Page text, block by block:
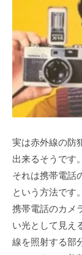
実は赤外線の防
出来るそうです。
それは携帯電話
という方法です。
携帯電話のカメ
い光として見え
線を照射する部